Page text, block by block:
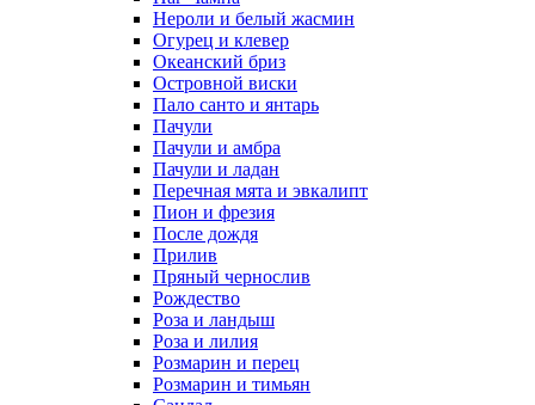
Нероли и белый жасмин
Огурец и клевер
Океанский бриз
Островной виски
Пало санто и янтарь
Пачули
Пачули и амбра
Пачули и ладан
Перечная мята и эвкалипт
Пион и фрезия
После дождя
Прилив
Пряный чернослив
Рождество
Роза и ландыш
Роза и лилия
Розмарин и перец
Розмарин и тимьян